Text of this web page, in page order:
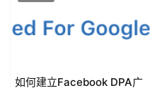
如何建立Facebook DPA广